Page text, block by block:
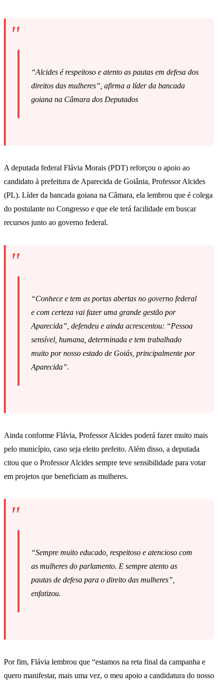
“Alcides é respeitoso e atento as pautas em defesa dos
direitos das mulheres”, afirma a líder da bancada
goiana na Câmara dos Deputados
A deputada federal Flávia Morais (PDT) reforçou o apoio ao
candidato à prefeitura de Aparecida de Goiânia, Professor Alcides
(PL). Líder da bancada goiana na Câmara, ela lembrou que é colega
do postulante no Congresso e que ele terá facilidade em buscar
recursos junto ao governo federal.
“Conhece e tem as portas abertas no governo federal
e com certeza vai fazer uma grande gestão por
Aparecida”, defendeu e ainda acrescentou: “Pessoa
sensível, humana, determinada e tem trabalhado
muito por nosso estado de Goiás, principalmente por
Aparecida”.
Ainda conforme Flávia, Professor Alcides poderá fazer muito mais
pelo município, caso seja eleito prefeito. Além disso, a deputada
citou que o Professor Alcides sempre teve sensibilidade para votar
em projetos que beneficiam as mulheres.
“Sempre muito educado, respeitoso e atencioso com
as mulheres do parlamento. E sempre atento as
pautas de defesa para o direito das mulheres”,
enfatizou.
Por fim, Flávia lembrou que “estamos na reta final da campanha e
quero manifestar, mais uma vez, o meu apoio a candidatura do nosso